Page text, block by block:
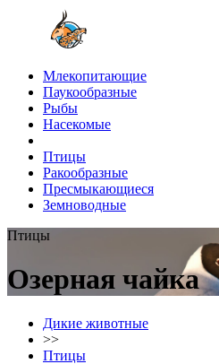
Млекопитающие
Паукообразные
Рыбы
Насекомые
Птицы
Ракообразные
Пресмыкающиеся
Земноводные
Птицы
Озерная чайка
Дикие животные
>>
Птицы